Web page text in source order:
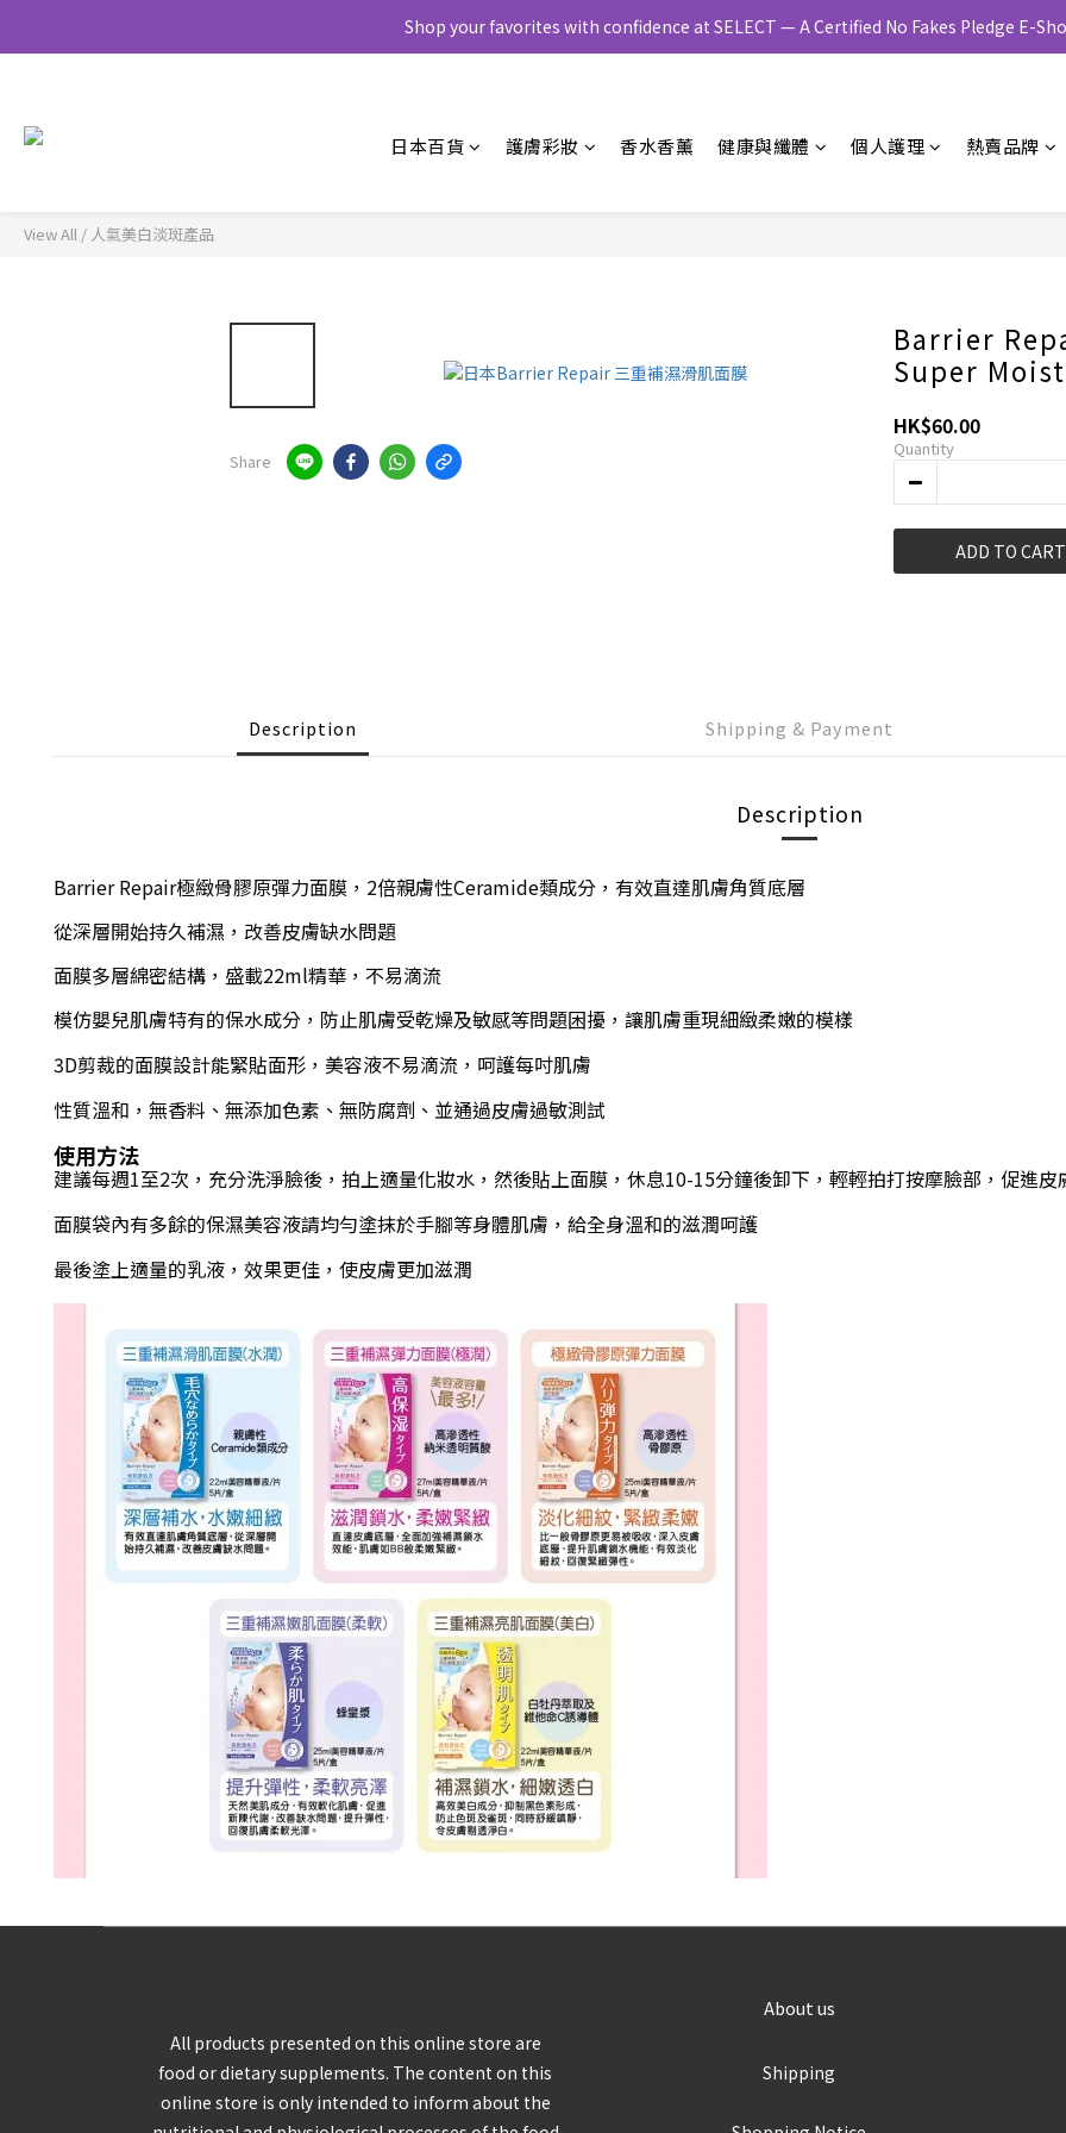
Shop your favorites with confidence at SELECT — A Certified No Fakes Pledge E-
日本百貨 護膚彩妝 香水香薰 健康與纖體 個人護理 熱賣品牌
View All / 人氣美白淡斑產品
Share
Barrier
Super
HK$60.00
Quantity
ADD TO CART
Description Shipping & Payment
Description
Barrier Repair極緻骨膠原彈力面膜，2倍親膚性Ceramide類成分，有效直達肌膚角質底層
從深層開始持久補濕，改善皮膚缺水問題
面膜多層綿密結構，盛載22ml精華，不易滴流
模仿嬰兒肌膚特有的保水成分，防止肌膚受乾燥及敏感等問題困擾，讓肌膚重現細緻柔嫩的模樣
3D剪裁的面膜設計能緊貼面形，美容液不易滴流，呵護每吋肌膚
性質溫和，無香料、無添加色素、無防腐劑、並通過皮膚過敏測試
使用方法
建議每週1至2次，充分洗淨臉後，拍上適量化妝水，然後貼上面膜，休息10-15分鐘後卸下，輕輕拍打按摩臉部 ， 促進皮
面膜袋內有多餘的保濕美容液請均勻塗抹於手腳等身體肌膚，給全身溫和的滋潤呵護
最後塗上適量的乳液，效果更佳，使皮膚更加滋潤
All products presented on this online store are
food or dietary supplements. The content on this
online store is only intended to inform about the
About us
Shipping